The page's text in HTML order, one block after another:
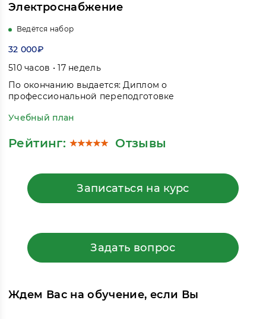
Электроснабжение
Ведётся набор
32 000₽
510 часов • 17 недель
По окончанию выдается: Диплом о
профессиональной переподготовке
Учебный план
Рейтинг: Отзывы
Записаться на курс
Задать вопрос
Ждем Вас на обучение, если Вы